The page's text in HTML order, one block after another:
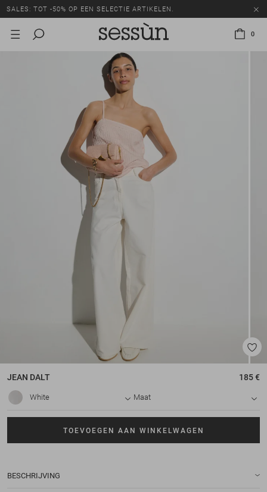
SALES: TOT -50% OP EEN SELECTIE ARTIKELEN.
0
JEAN DALT 185 €
White Maat
TOEVOEGEN AAN WINKELWAGEN
BESCHRIJVING